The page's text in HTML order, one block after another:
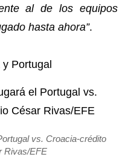
al de los equipos
hasta ahora”.
Portugal
vs. Croacia-crédito
Rivas/EFE